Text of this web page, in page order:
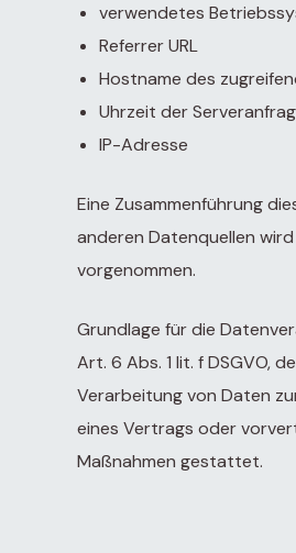
verwendetes
Referrer URL
Hostname des
Uhrzeit der
IP-Adresse
Eine Zusammenführung
anderen Datenquellen
vorgenommen.
Grundlage für die
Art. 6 Abs. 1 lit. f DSGVO,
Verarbeitung von Daten
eines Vertrags oder
Maßnahmen gestattet.